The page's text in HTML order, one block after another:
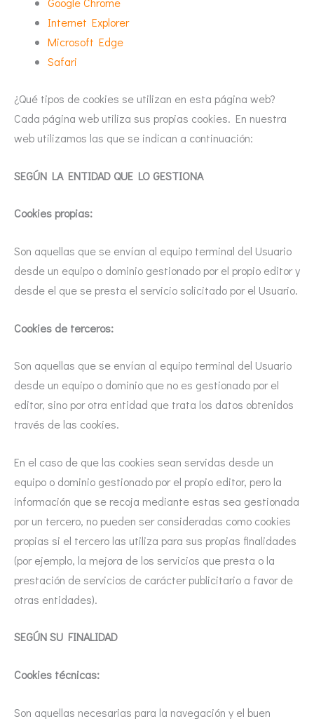
Internet Explorer
Microsoft Edge
Safari
¿Qué tipos de cookies se utilizan en esta página web?
Cada página web utiliza sus propias cookies. En nuestra
web utilizamos las que se indican a continuación:
SEGÚN LA ENTIDAD QUE LO GESTIONA
Cookies propias:
Son aquellas que se envían al equipo terminal del Usuario
desde un equipo o dominio gestionado por el propio editor y
desde el que se presta el servicio solicitado por el Usuario.
Cookies de terceros:
Son aquellas que se envían al equipo terminal del Usuario
desde un equipo o dominio que no es gestionado por el
editor, sino por otra entidad que trata los datos obtenidos
través de las cookies.
En el caso de que las cookies sean servidas desde un
equipo o dominio gestionado por el propio editor, pero la
información que se recoja mediante estas sea gestionada
por un tercero, no pueden ser consideradas como cookies
propias si el tercero las utiliza para sus propias finalidades
(por ejemplo, la mejora de los servicios que presta o la
prestación de servicios de carácter publicitario a favor de
otras entidades).
SEGÚN SU FINALIDAD
Cookies técnicas:
Son aquellas necesarias para la navegación y el buen